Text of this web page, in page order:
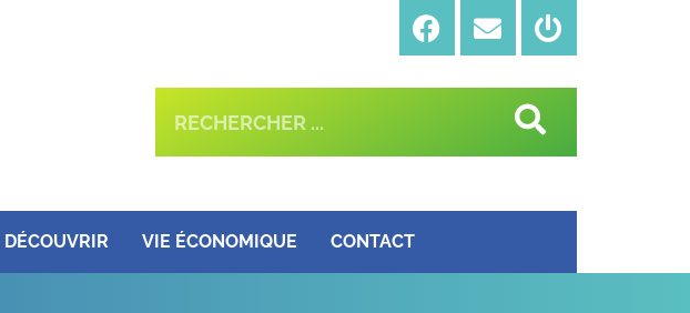
DÉCOUVRIR VIE ÉCONOMIQUE CONTACT